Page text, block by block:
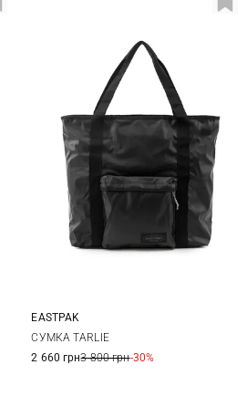
EASTPAK
СУМКА TARLIE
2 660 грн3 800 грн-30%